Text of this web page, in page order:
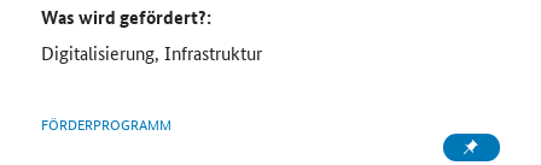
Was wird gefördert?:
Digitalisierung, Infrastruktur
FÖRDERPROGRAMM